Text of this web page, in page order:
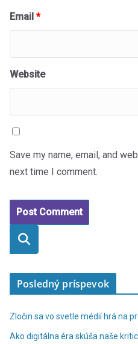
Email *
Website
Save my name, email, and
next time I comment.
Vyhľadaťť
Posledný príspevok
Zločin sa vo svetle médií hrá na
Ako digitálna éra skúša naše